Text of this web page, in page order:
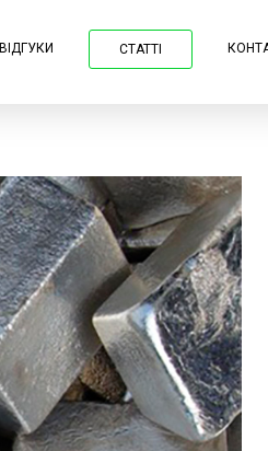
ВІДГУКИ СТАТТІ